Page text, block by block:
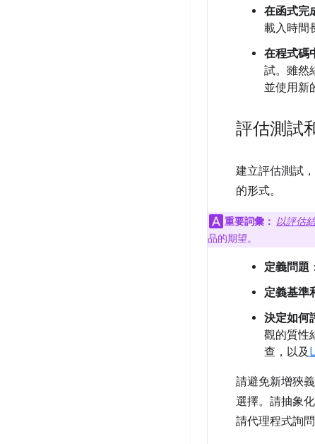
在函式完
載入時間
在程式碼
試。雖然
並使用新
評估測試
建立評估測試
的形式。
重要詞彙： 以評估
品的期望。
定義問題
定義基準
決定如何
觀的質性
查，以及
請避免新增狹
選擇。請抽象
請代理程式詢